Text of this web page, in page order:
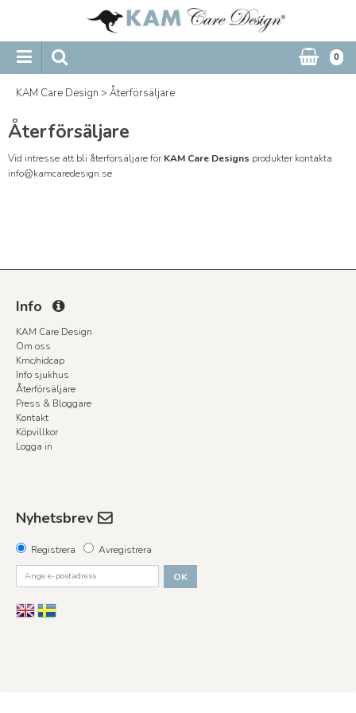
0
KAM Care Design > Återförsäljare
Återförsäljare
Vid intresse att bli återförsäljare för KAM Care Designs produkter kontakta
info@kamcaredesign.se
Info
KAM Care Design
Om oss
Kmc/nidcap
Info sjukhus
Återförsäljare
Press & Bloggare
Kontakt
Köpvillkor
Logga in
Nyhetsbrev
Registrera Avregistrera
OK